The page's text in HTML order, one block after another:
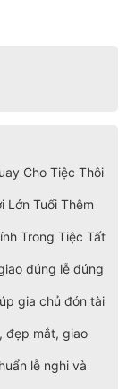
Cho Tiệc Thôi
Lớn Tuổi Thêm
Trong Tiệc Tất
đúng lễ đúng
gia chủ đón tài
đẹp mắt, giao
lễ nghi và